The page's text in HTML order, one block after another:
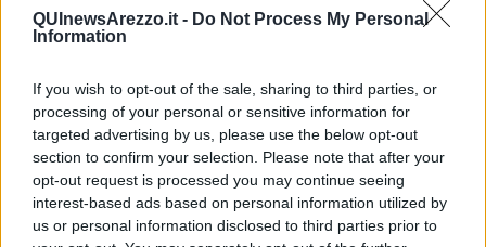
QUInewsArezzo.it - Do Not Process My Personal
Information
If you wish to opt-out of the sale, sharing to third parties, or
processing of your personal or sensitive information for
targeted advertising by us, please use the below opt-out
section to confirm your selection. Please note that after your
opt-out request is processed you may continue seeing
interest-based ads based on personal information utilized by
us or personal information disclosed to third parties prior to
AREZZO —Questa sera va in onda la seconda puntata di“Fosca
Innocenti”, la fiction girata interamente ad Arezzo. E l’obiettivo è
Per la città ed i dintorni la prima serata sulla rete ammiraglia
Mediaset rappresenta sicuramenteuna grande occasione
promozionale. E va detto che Arezzo ne è uscita veramente
splendida.